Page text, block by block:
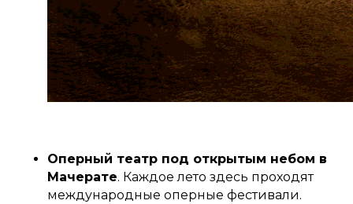
Оперный театр под открытым небом в
Мачерате. Каждое лето здесь проходят
международные оперные фестивали.